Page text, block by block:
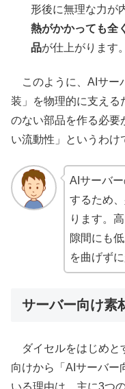
形後に無理な力が
熱がかかっても全
品が仕上がります。
このように、AIサー
装」を物理的に支える
のない部品を作る必要
い流動性」というわけ
AIサーバ
するため
ります。
隙間にも
を曲げず
サーバー向け素
ダイセルをはじめと
向けから「AIサーバー
いる理由は、主に3つ